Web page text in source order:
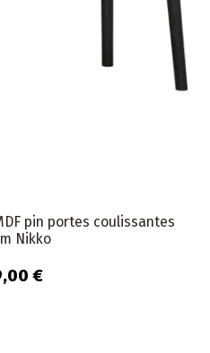
pin portes coulissantes
Nikko
€